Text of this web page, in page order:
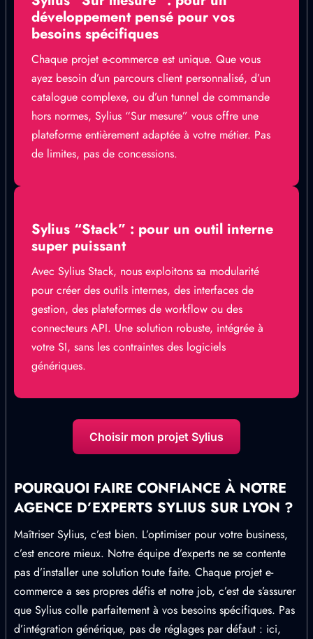
développement pensé pour vos
besoins spécifiques
Chaque projet e-commerce est unique. Que vous
ayez besoin d’un parcours client personnalisé, d’un
catalogue complexe, ou d’un tunnel de commande
hors normes, Sylius “Sur mesure” vous offre une
plateforme entièrement adaptée à votre métier. Pas
de limites, pas de concessions.
Sylius “Stack” : pour un outil interne
super puissant
Avec Sylius Stack, nous exploitons sa modularité
pour créer des outils internes, des interfaces de
gestion, des plateformes de workflow ou des
connecteurs API. Une solution robuste, intégrée à
votre SI, sans les contraintes des logiciels
génériques.
Choisir mon projet Sylius
POURQUOI FAIRE CONFIANCE À NOTRE
AGENCE D’EXPERTS SYLIUS SUR LYON ?
Maîtriser Sylius, c’est bien. L’optimiser pour votre business,
c’est encore mieux. Notre équipe d’experts ne se contente
pas d’installer une solution toute faite. Chaque projet e-
commerce a ses propres défis et notre job, c’est de s’assurer
que Sylius colle parfaitement à vos besoins spécifiques. Pas
d’intégration générique, pas de réglages par défaut : ici,